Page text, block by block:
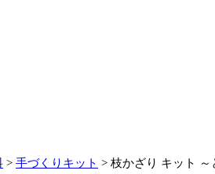
> 手づくりキット > 枝かざり キット ～